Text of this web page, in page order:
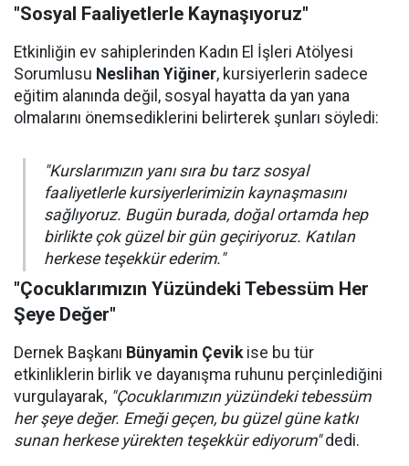
"Sosyal Faaliyetlerle Kaynaşıyoruz"
Etkinliğin ev sahiplerinden Kadın El İşleri Atölyesi
Sorumlusu Neslihan Yiğiner, kursiyerlerin sadece
eğitim alanında değil, sosyal hayatta da yan yana
olmalarını önemsediklerini belirterek şunları söyledi:
"Kurslarımızın yanı sıra bu tarz sosyal
faaliyetlerle kursiyerlerimizin kaynaşmasını
sağlıyoruz. Bugün burada, doğal ortamda hep
birlikte çok güzel bir gün geçiriyoruz. Katılan
herkese teşekkür ederim."
"Çocuklarımızın Yüzündeki Tebessüm Her
Şeye Değer"
Dernek Başkanı Bünyamin Çevikise bu tür
etkinliklerin birlik ve dayanışma ruhunu perçinlediğini
vurgulayarak, "Çocuklarımızın yüzündeki tebessüm
her şeye değer. Emeği geçen, bu güzel güne katkı
sunan herkese yürekten teşekkür ediyorum"dedi.